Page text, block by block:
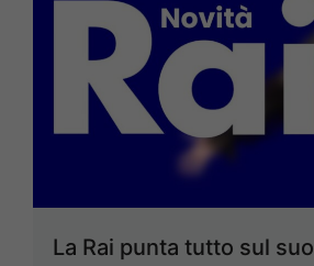
La Rai punta tutto sul suo